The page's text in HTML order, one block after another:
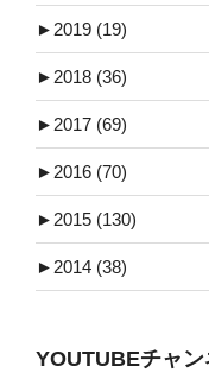
► 2019 (19)
► 2018 (36)
► 2017 (69)
► 2016 (70)
► 2015 (130)
► 2014 (38)
YOUTUBEチャン